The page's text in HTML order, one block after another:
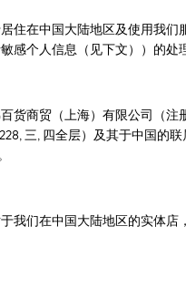
住在中国大陆地区及使用我
感个人信息（见下文））的处
货商贸（上海）有限公司（
228, 三, 四全层）及其于中国
我们在中国大陆地区的实体